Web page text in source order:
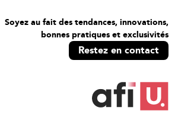
Soyez au fait des tendances, innovations,
bonnes pratiques et exclusivités
Restez en contact